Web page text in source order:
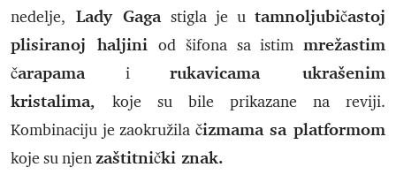
nedelje, Lady Gagastigla je utamnoljubičastoj
plisiranoj haljiniod šifona sa istimmrežastim
čarapamairukavicama ukrašenim
kristalima, koje su bile prikazane na reviji.
Kombinaciju je zaokružila čizmama sa platformom
koje su njen zaštitnički znak.